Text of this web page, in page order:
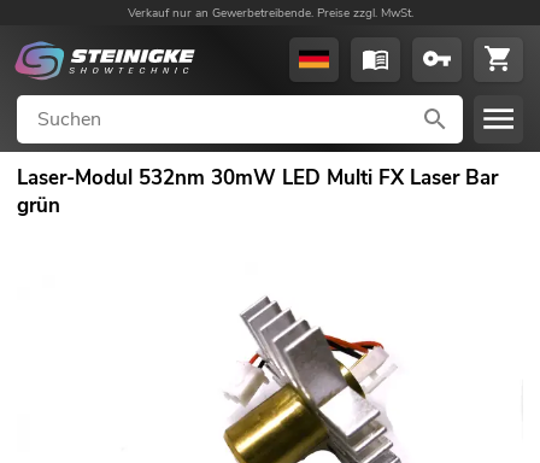
Verkauf nur an Gewerbetreibende. Preise zzgl. MwSt.
Laser-Modul 532nm 30mW LED Multi FX Laser Bar
grün